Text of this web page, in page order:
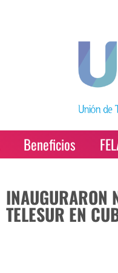
Beneficios
INAUGURARON
TELESUR EN